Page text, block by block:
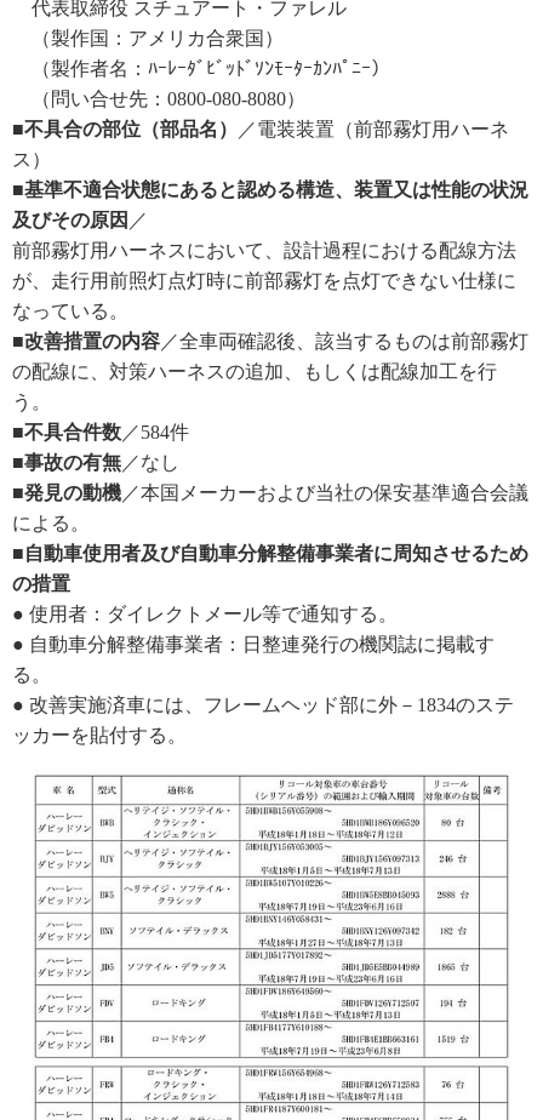
代表取締役 スチュアート・ファレル
（製作国：アメリカ合衆国）
（製作者名：ﾊｰﾚｰﾀﾞﾋﾞｯﾄﾞｿﾝﾓｰﾀｰｶﾝﾊﾟﾆｰ）
（問い合せ先：0800-080-8080）
■不具合の部位（部品名）
／電装装置（前部霧灯用ハーネ
ス）
■基準不適合状態にあると認める構造、装置又は性能の状況
及びその原因 ／
前部霧灯用ハーネスにおいて、設計過程における配線方法
が、走行用前照灯点灯時に前部霧灯を点灯できない仕様に
なっている。
■改善措置の内容 ／全車両確認後、該当するものは前部霧灯
の配線に、対策ハーネスの追加、もしくは配線加工を行
う。
■不具合件数 ／584件
■事故の有無 ／なし
■発見の動機 ／本国メーカーおよび当社の保安基準適合会議
による。
■自動車使用者及び自動車分解整備事業者に周知させるため
の措置
● 使用者：ダイレクトメール等で通知する。
● 自動車分解整備事業者：日整連発行の機関誌に掲載す
る。
● 改善実施済車には、フレームヘッド部に外－1834のステ
ッカーを貼付する。